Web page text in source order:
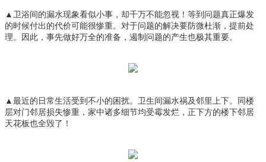
▲卫浴间的漏水现象看似小事，却千万不能忽视！等到问题真正爆发
的时候付出的代价可能很惨重。对于问题的解决要防微杜渐，提前处
理。因此，事先做好万全的准备，遏制问题的产生也极其重要。
▲最近的日常生活受到不小的困扰。卫生间漏水祸及邻里上下。同楼
层对门邻居损失惨重，家中诸多细节均受霉发烂，正下方的楼下邻居
天花板也全毁了！